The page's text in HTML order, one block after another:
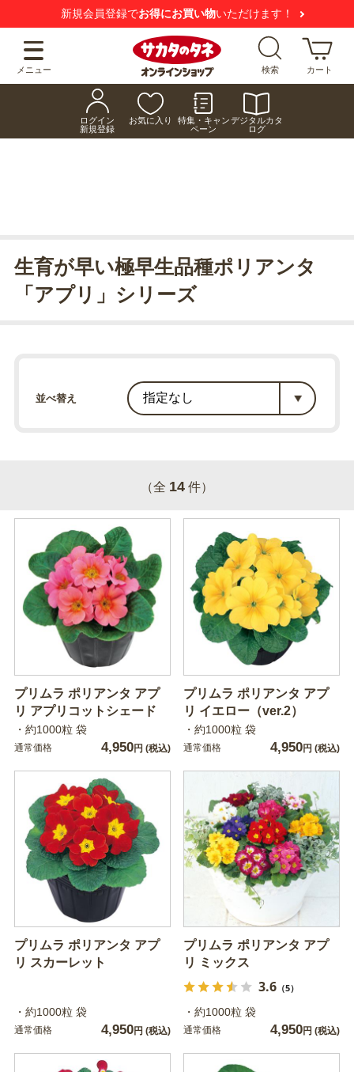
新規会員登録でお得にお買い物いただけます！
メニュー 検索 カート
ログイン
新規登録
お気に入り
特集・キャン
ペーン
デジタルカタ
ログ
生育が早い極早生品種ポリアンタ
「アプリ」シリーズ
並べ替え
（全 14 件）
プリムラ ポリアンタ アプ
リ アプリコットシェード
・約1000粒 袋
通常価格 4,950円 (税込)
プリムラ ポリアンタ アプ
リ イエロー（ver.2）
・約1000粒 袋
通常価格 4,950円 (税込)
プリムラ ポリアンタ アプ
リ スカーレット
・約1000粒 袋
通常価格 4,950円 (税込)
プリムラ ポリアンタ アプ
リ ミックス
3.6（5）
・約1000粒 袋
通常価格 4,950円 (税込)